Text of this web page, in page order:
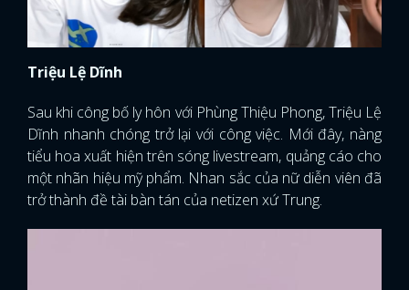
Triệu Lệ Dĩnh
Sau khi công bố ly hôn với Phùng Thiệu Phong, Triệu Lệ
Dĩnh nhanh chóng trở lại với công việc. Mới đây, nàng
tiểu hoa xuất hiện trên sóng livestream, quảng cáo cho
một nhãn hiệu mỹ phẩm. Nhan sắc của nữ diễn viên đã
trở thành đề tài bàn tán của netizen xứ Trung.